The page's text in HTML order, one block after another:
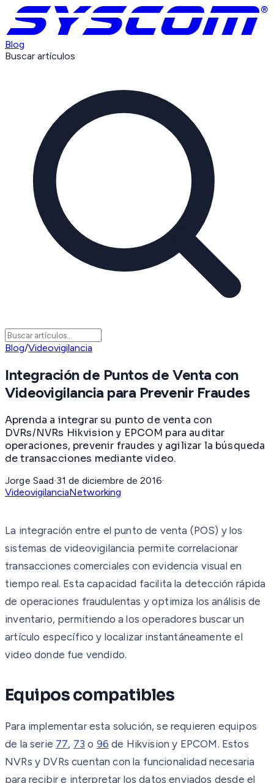
Blog
Buscar artículos
Blog/Videovigilancia
Integración de Puntos de Venta con
Videovigilancia para Prevenir Fraudes
Aprenda a integrar su punto de venta con
DVRs/NVRs Hikvision y EPCOM para auditar
operaciones, prevenir fraudes y agilizar la búsqueda
de transacciones mediante video.
Jorge Saad·31 de diciembre de 2016·
VideovigilanciaNetworking
La integración entre el punto de venta (POS) y los
sistemas de videovigilancia permite correlacionar
transacciones comerciales con evidencia visual en
tiempo real. Esta capacidad facilita la detección rápida
de operaciones fraudulentas y optimiza los análisis de
inventario, permitiendo a los operadores buscar un
artículo específico y localizar instantáneamente el
video donde fue vendido.
Equipos compatibles
Para implementar esta solución, se requieren equipos
de la serie 77, 73 o 96 de Hikvision y EPCOM. Estos
NVRs y DVRs cuentan con la funcionalidad necesaria
para recibir e interpretar los datos enviados desde el